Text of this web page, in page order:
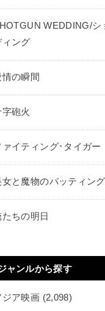
WEDDING/シ
ィング
情の瞬間
字砲火
ァイティング･タイガー
女と魔物のバッティン
たちの明日
ャンルから探す
ジア映画 (2,098)